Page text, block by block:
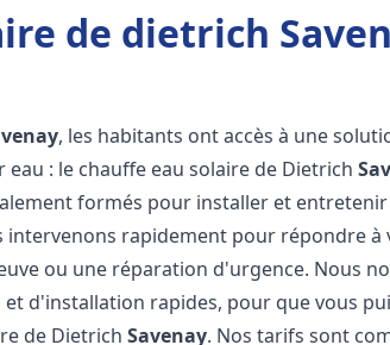
de dietrich
, les habitants ont accès à une
eau : le chauffe eau solaire de Dietrich
formés pour installer et entretenir
intervenons rapidement pour répondre à
ou une réparation d'urgence. Nous
et d'installation rapides, pour que vous
de DietrichSavenay. Nos tarifs sont